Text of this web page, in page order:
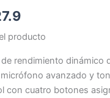
producto
rendimiento dinámico
avanzado y
con cuatro botones